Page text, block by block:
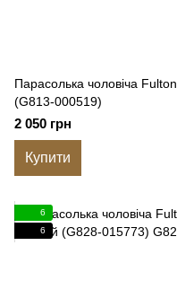
Парасолька чоловіча
(G813-000519)
2 050 грн
Купити
6
6